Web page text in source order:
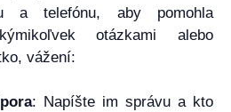
a telefónu, aby pomohla
otázkami alebo
vážení:
: Napíšte im správu a kto